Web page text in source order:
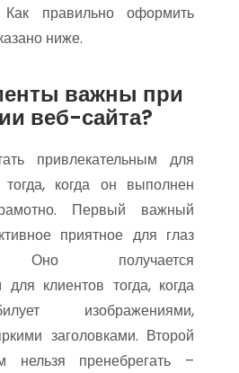
Как правильно оформить
ниже.
важны при
веб-сайта?
привлекательным для
тогда, когда он выполнен
Первый важный
приятное для глаз
Оно получается
для клиентов тогда, когда
изображениями,
заголовками. Второй
нельзя пренебрегать –